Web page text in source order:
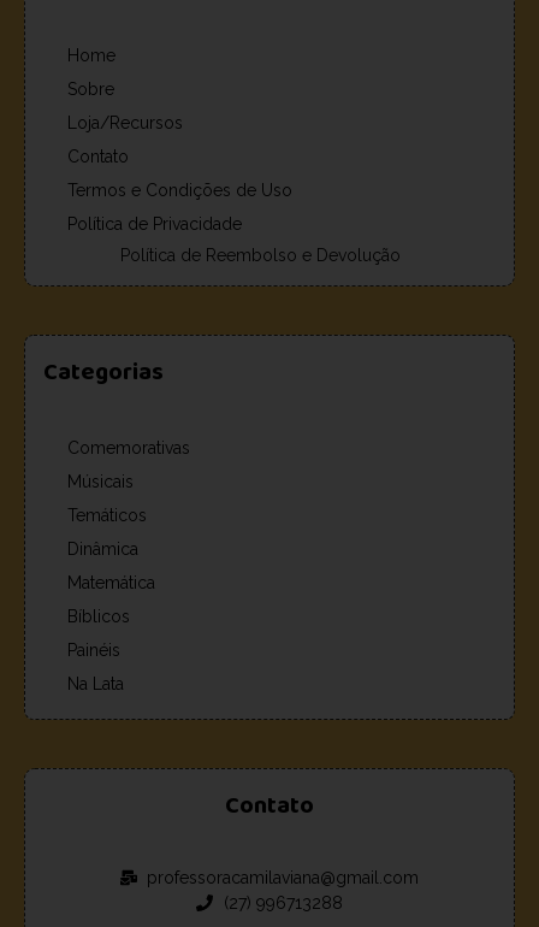
Home
Sobre
Loja/Recursos
Contato
Termos e Condições de Uso
Política de Privacidade
Política de Reembolso e Devolução
Categorias
Comemorativas
Músicais
Temáticos
Dinâmica
Matemática
Bíblicos
Painéis
Na Lata
Contato
professoracamilaviana@gmail.com
(27) 996713288